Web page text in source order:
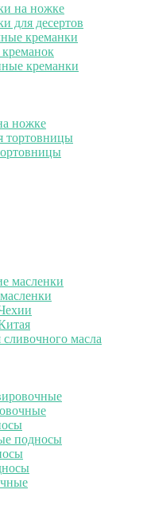
на ножке
для десертов
креманки
креманки
ножке
тортовницы
масленки
масла
подносы